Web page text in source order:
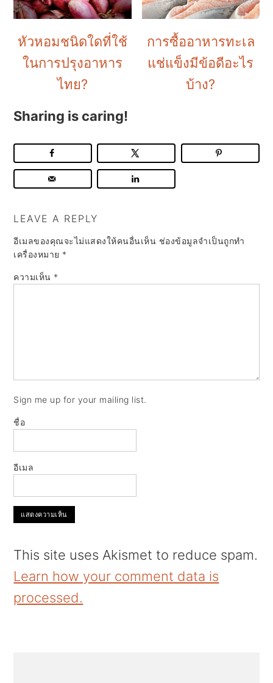
หัวหอมชนิดใดที่ใช้
ในการปรุงอาหาร
ไทย?
การซื้ออาหารทะเล
แช่แข็งมีข้อดีอะไร
บ้าง?
Sharing is caring!
LEAVE A REPLY
อีเมลของคุณจะไม่แสดงให้คนอื่นเห็น ช่องข้อมูลจำเป็นถูกทำ
เครื่องหมาย *
ความเห็น *
Sign me up for your mailing list.
ชื่อ
อีเมล
This site uses Akismet to reduce spam.
Learn how your comment data is
processed.